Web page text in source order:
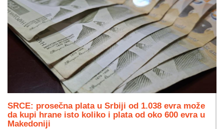
SRCE: prosečna plata u Srbiji od 1.038 evra može
da kupi hrane isto koliko i plata od oko 600 evra u
Makedoniji